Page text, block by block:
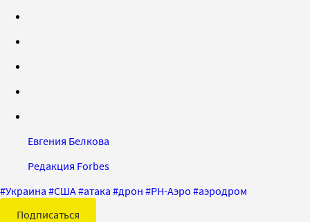
Евгения Белкова
Редакция Forbes
#Украина #США#атака #дрон #РН-Аэро #аэродром
Подписаться